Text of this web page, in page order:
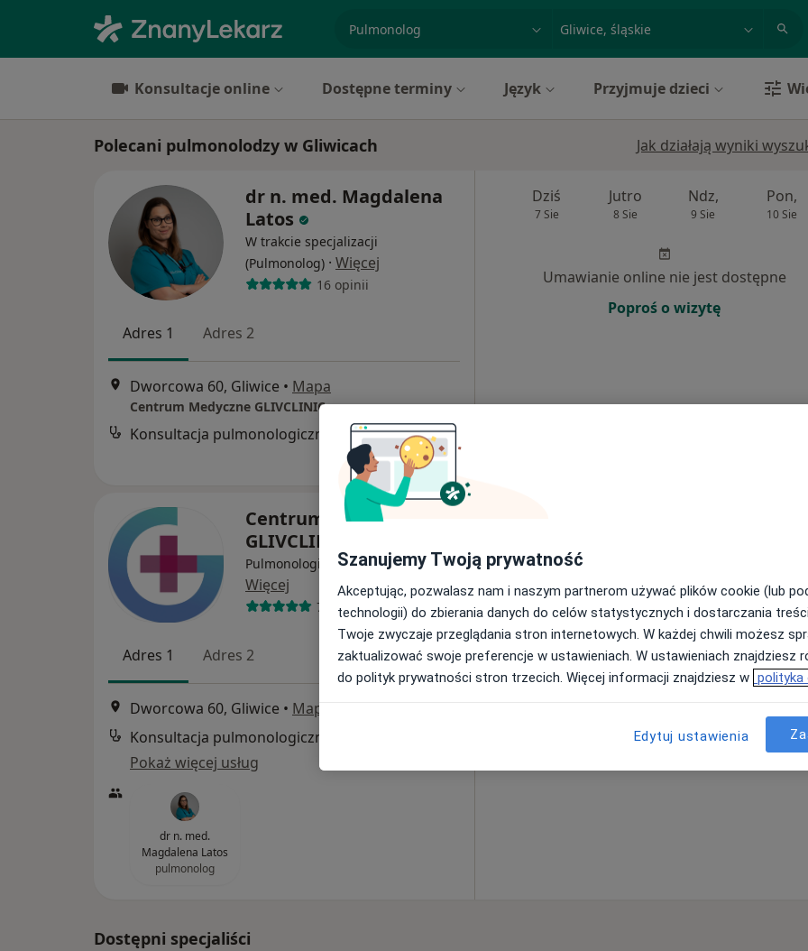
miasto lub dzielnica
Konsultacje online Dostępne terminy Język Przyjmuje dzieci
Polecani pulmonolodzy w Gliwicach Jak działają wyniki
dr n. med. Magdalena
Latos
W trakcie specjalizacji
(Pulmonolog) · Więcej
16 opinii
Adres 1 Adres 2
Dworcowa 60, Gliwice • Mapa
Centrum Medyczne GLIVCLINIC
Konsultacja pulmonologiczna od 297 zł
Dziś
7 Sie
Jutro
8 Sie
Ndz,
9 Sie
Pon,
10 Sie
Umawianie online nie jest dostępne
Poproś o wizytę
Centrum Medyczne
GLIVCLINIC
Pulmonologia, Chirurgia, Bariatria·
Więcej
7796 opinii
Adres 1 Adres 2
Dworcowa 60, Gliwice • Mapa
Konsultacja pulmonologiczna
Pokaż więcej usług
dr n. med.
Magdalena Latos
pulmonolog
Umawianie online nie jest dostępne
Pokaż profil
Dostępni specjaliści
Szanujemy Twoją prywatność
Akceptując, pozwalasz nam i naszym partnerom używać plików cookie (lub
technologii) do zbierania danych do celów statystycznych i dostarczania
Twoje zwyczaje przeglądania stron internetowych. W każdej chwili możesz
zaktualizować swoje preferencje w ustawieniach. W ustawieniach znajdziesz
do polityk prywatności stron trzecich. Więcej informacji znajdziesz w polityka
Edytuj ustawienia